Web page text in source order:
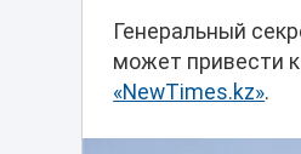
Генеральный
может привести
«NewTimes.kz».